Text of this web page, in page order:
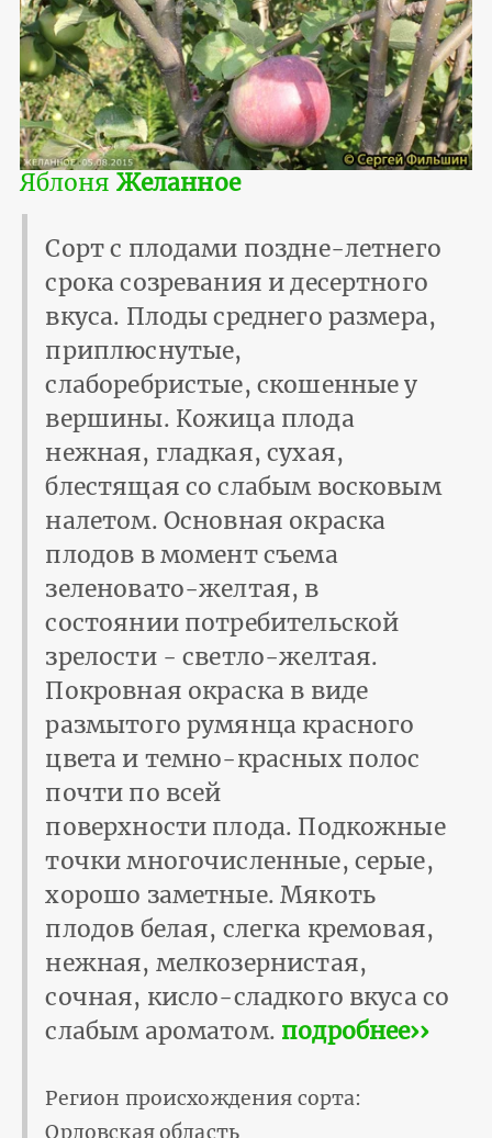
Яблоня Желанное
Сорт с плодами поздне-летнего
срока созревания и десертного
вкуса. Плоды среднего размера,
приплюснутые,
слаборебристые, скошенные у
вершины. Кожица плода
нежная, гладкая, сухая,
блестящая со слабым восковым
налетом. Основная окраска
плодов в момент съема
зеленовато-желтая, в
состоянии потребительской
зрелости - светло-желтая.
Покровная окраска в виде
размытого румянца красного
цвета и темно-красных полос
почти по всей
поверхности плода. Подкожные
точки многочисленные, серые,
хорошо заметные. Мякоть
плодов белая, слегка кремовая,
нежная, мелкозернистая,
сочная, кисло-сладкого вкуса со
слабым ароматом. подробнее››
Регион происхождения сорта:
Орловская область